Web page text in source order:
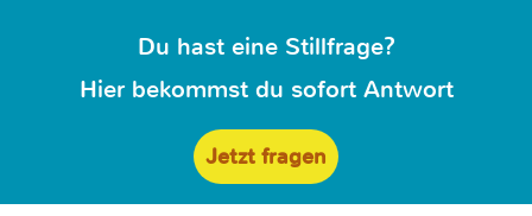
Du hast eine Stillfrage?
Hier bekommst du sofort Antwort
Jetzt fragen